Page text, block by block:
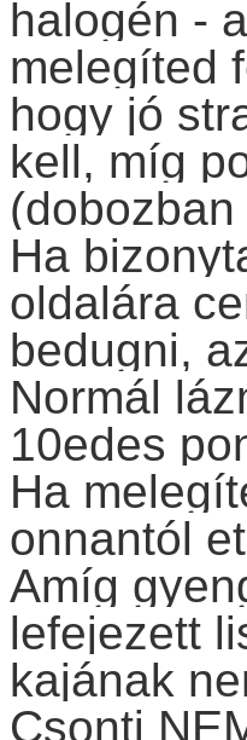
halogén -
melegíted
hogy jó
kell, míg
Ha
oldalára
bedugni,
Normál
10edes
Ha
onnantól
Amíg
lefejezett
kajának
Csonti